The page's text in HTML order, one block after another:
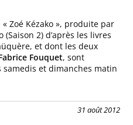
Zoé Kézako », produite par
(Saison 2) d’après les livres
et dont les deux
Fouquet, sont
et dimanches matin
31 août 2012